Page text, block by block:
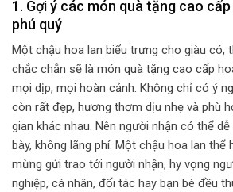
1. Gợi ý các món quà tặng cao
phú quý
Một chậu hoa lan biểu trưng cho giàu có,
chắc chắn sẽ là món quà tặng cao cấp
mọi dịp, mọi hoàn cảnh. Không chỉ có ý
còn rất đẹp, hương thơm dịu nhẹ và phù
gian khác nhau. Nên người nhận có thể
bày, không lãng phí. Một chậu hoa lan thể
mừng gửi trao tới người nhận, hy vọng
nghiệp, cá nhân, đối tác hay bạn bè đều